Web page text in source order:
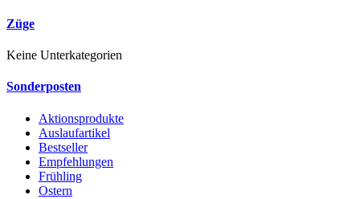
Züge
Keine Unterkategorien
Sonderposten
Aktionsprodukte
Auslaufartikel
Bestseller
Empfehlungen
Frühling
Ostern